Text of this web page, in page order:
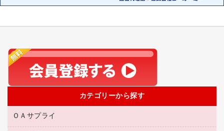
カテゴリーから探す
ＯＡサプライ